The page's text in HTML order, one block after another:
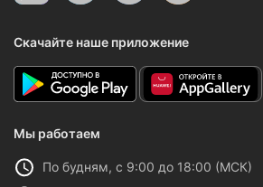
Скачайте наше приложение
Мы работаем
По будням, с 9:00 до 18:00 (МСК)